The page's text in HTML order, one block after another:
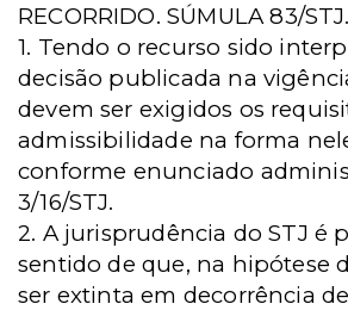
RECORRIDO. SÚMULA 83/STJ.
1. Tendo o recurso sido
decisão publicada na
devem ser exigidos os
admissibilidade na forma
conforme enunciado
3/16/STJ.
2. A jurisprudência do STJ é
sentido de que, na hipótese
ser extinta em decorrência